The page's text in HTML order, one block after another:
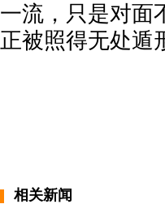
一流，只是对面
正被照得无处遁
相关新闻